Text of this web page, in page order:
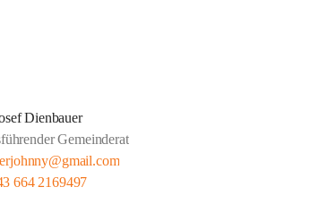
Dienbauer
Gemeinderat
664 2169497